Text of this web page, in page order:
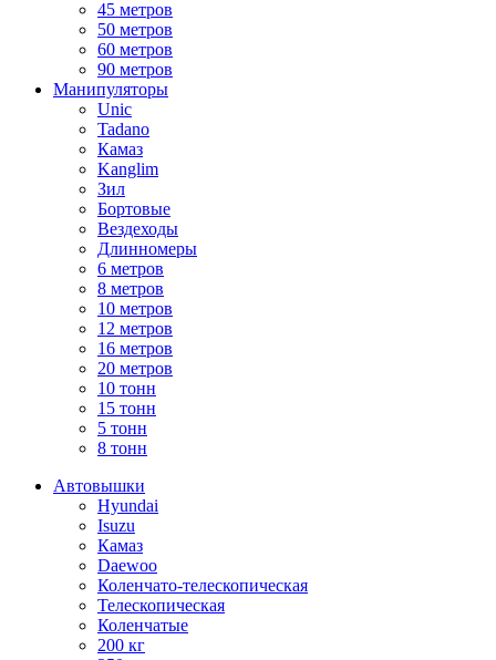
45 метров
50 метров
60 метров
90 метров
Манипуляторы
Unic
Tadano
Камаз
Kanglim
Зил
Бортовые
Вездеходы
Длинномеры
6 метров
8 метров
10 метров
12 метров
16 метров
20 метров
10 тонн
15 тонн
5 тонн
8 тонн
Автовышки
Hyundai
Isuzu
Камаз
Daewoo
Коленчато-телескопическая
Телескопическая
Коленчатые
200 кг